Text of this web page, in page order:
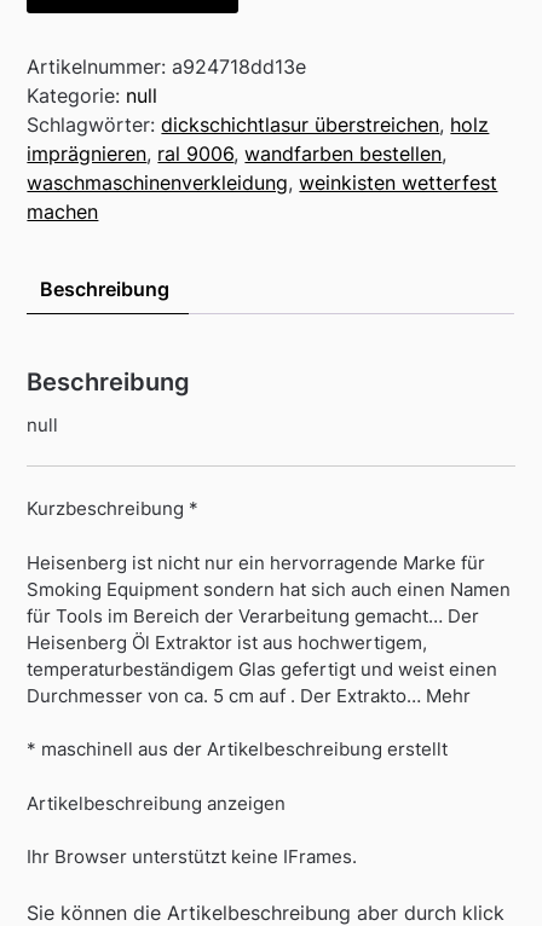
Artikelnummer:a924718dd13e
Kategorie: null
Schlagwörter:dickschichtlasur überstreichen, holz
imprägnieren, ral 9006,wandfarben bestellen,
waschmaschinenverkleidung,weinkisten wetterfest
machen
Beschreibung
Beschreibung
null
Kurzbeschreibung *
Heisenberg ist nicht nur ein hervorragende Marke für
Smoking Equipment sondern hat sich auch einen Namen
für Tools im Bereich der Verarbeitung gemacht… Der
Heisenberg Öl Extraktor ist aus hochwertigem,
temperaturbeständigem Glas gefertigt und weist einen
Durchmesser von ca. 5 cm auf . Der Extrakto… Mehr
* maschinell aus der Artikelbeschreibung erstellt
Artikelbeschreibung anzeigen
Ihr Browser unterstützt keine IFrames.
Sie können die Artikelbeschreibung aber durch klick